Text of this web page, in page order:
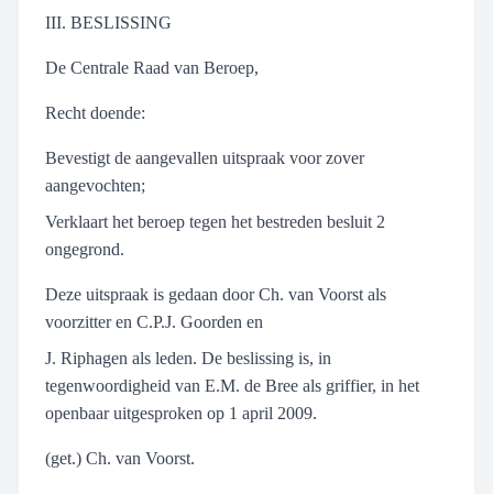
III. BESLISSING
De Centrale Raad van Beroep,
Recht doende:
Bevestigt de aangevallen uitspraak voor zover
aangevochten;
Verklaart het beroep tegen het bestreden besluit 2
ongegrond.
Deze uitspraak is gedaan door Ch. van Voorst als
voorzitter en C.P.J. Goorden en
J. Riphagen als leden. De beslissing is, in
tegenwoordigheid van E.M. de Bree als griffier, in het
openbaar uitgesproken op 1 april 2009.
(get.) Ch. van Voorst.